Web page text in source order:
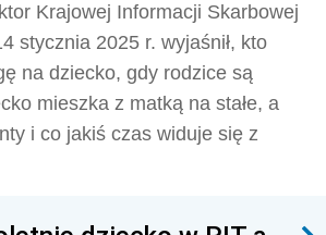
Krajowej Informacji Skarbowej
stycznia 2025 r. wyjaśnił, kto
na dziecko, gdy rodzice są
mieszka z matką na stałe, a
i co jakiś czas widuje się z